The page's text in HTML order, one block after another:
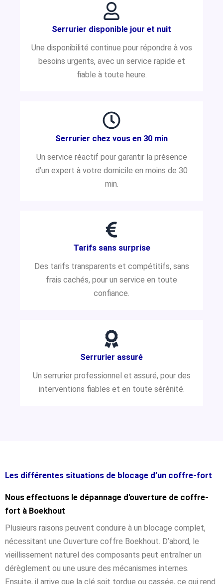
Serrurier disponible jour et nuit
Une disponibilité continue pour répondre à vos
besoins urgents, avec un service rapide et
fiable à toute heure.
Serrurier chez vous en 30 min
Un service réactif pour garantir la présence
d’un expert à votre domicile en moins de 30
min.
Tarifs sans surprise
Des tarifs transparents et compétitifs, sans
frais cachés, pour un service en toute
confiance.
Serrurier assuré
Un serrurier professionnel et assuré, pour des
interventions fiables et en toute sérénité.
Les différentes situations de blocage d’un coffre-fort
Nous effectuons le dépannage d'ouverture de coffre-
fort à Boekhout
Plusieurs raisons peuvent conduire à un blocage complet,
nécessitant une Ouverture coffre Boekhout. D’abord, le
vieillissement naturel des composants peut entraîner un
dérèglement ou une usure des mécanismes internes.
Ensuite, il arrive que la clé soit tordue ou cassée, ce qui rend